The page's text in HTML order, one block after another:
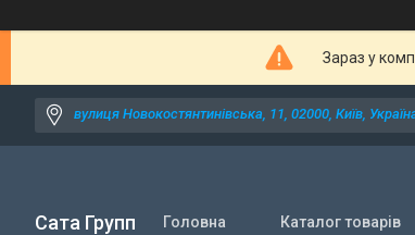
Зараз у
вулиця Новокостянтинівська, 11, 02000, Київ,
Сата Групп Головна Каталог товарів